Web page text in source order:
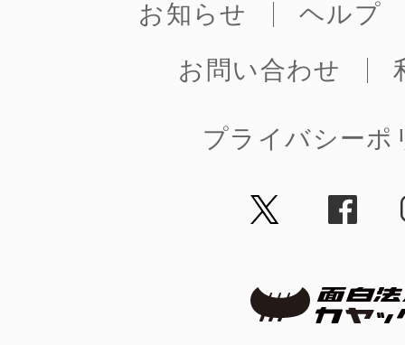
お知らせ
ヘルプ
お問い合わせ
プライバシーポ